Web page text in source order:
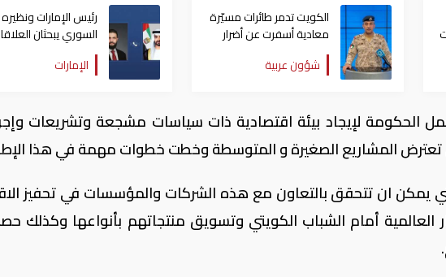
الكويت تدمر طائرات مسيّرة
معادية أسفرت عن أضرار
مادية نتيجة سقوط الشظايا
شؤون عربية
رئيس الإمارات ونظيره
السوري يبحثان
الأخوية وسبل تعزيز
الإمارات
الحكومة لإيجاد بيئة اقتصادية ذات سياسات مشجعة وتشريعات
تعترض المشاريع الصغيرة و المتوسطة وخطت خطوات مهمة في هذا
يمكن ان تتحقق بالتعاون مع هذه الشركات والمؤسسات في تحفيز
العالمية أمام الشباب الكويتي وتسويق منتجاتهم بأنواعها وكذلك